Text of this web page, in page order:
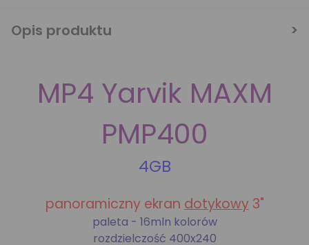
Opis produktu
MP4 Yarvik MAXM
PMP400
4GB
panoramiczny ekran dotykowy3"
paleta - 16mln kolorów
rozdzielczość 400x240